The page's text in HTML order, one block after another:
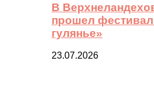
В
прошел
гулянье»
23.07.2026